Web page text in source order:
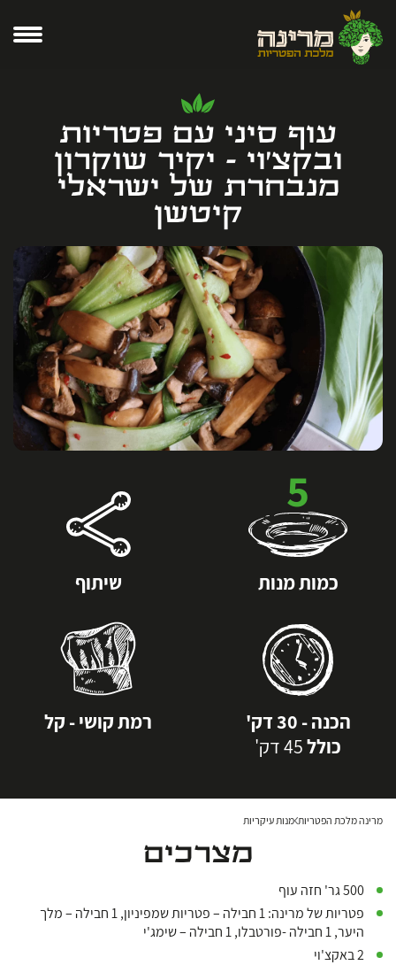
עוף סיני עם פטריות
ובקצ'וי - יקיר שוקרון
מנבחרת של ישראלי
קיטשן
הכנה - 30 דק'
כולל45 דק'
רמת קושי - קל
5
כמות מנות שיתוף
מרינה מלכת הפטריות מנות עיקריות
מצרכים
500 גר' חזה עוף
פטריות של מרינה: 1 חבילה – פטריות שמפיניון, 1 חבילה – מלך
היער, 1 חבילה -פורטבלו, 1 חבילה – שימג'י
2 באקצ'וי